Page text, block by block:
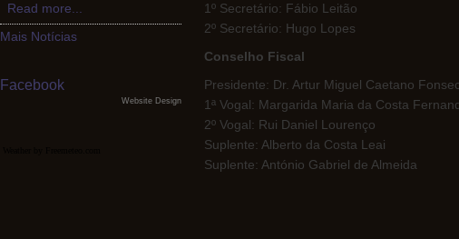
Read more...
Mais Notícias
Facebook
Website Design
1º Secretário: Fábio Leitão
2º Secretário: Hugo Lopes
Conselho Fiscal
Presidente: Dr. Artur Miguel Caetano
1ª Vogal: Margarida Maria da Costa
2º Vogal: Rui Daniel Lourenço
Suplente: Alberto da Costa Leai
Suplente: António Gabriel de Almeida